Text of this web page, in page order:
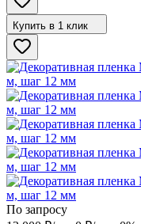
Купить в 1 клик
По запросу